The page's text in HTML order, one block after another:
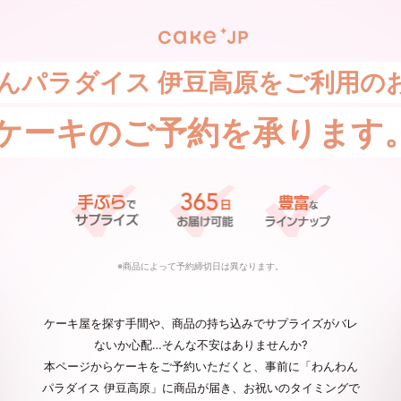
パラダイス 伊豆高原をご利用の
ーキのご予約を承ります
※商品によって予約締切日は異なります。
ケーキ屋を探す手間や、商品の持ち込みでサプライズがバレ
ないか心配…そんな不安はありませんか?
本ページからケーキをご予約いただくと、事前に「わんわん
パラダイス 伊豆高原」に商品が届き、お祝いのタイミングで